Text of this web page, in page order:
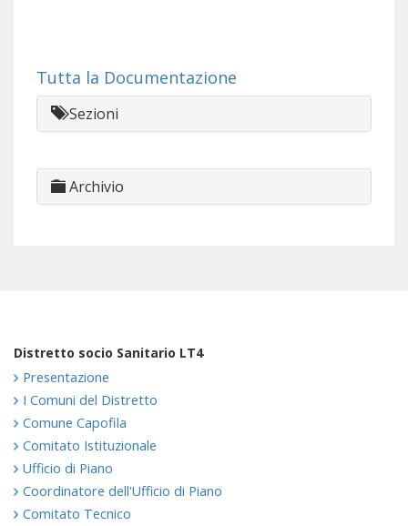
Tutta la Documentazione
Sezioni
Archivio
Distretto socio Sanitario LT4
Presentazione
I Comuni del Distretto
Comune Capofila
Comitato Istituzionale
Ufficio di Piano
Coordinatore dell'Ufficio di Piano
Comitato Tecnico